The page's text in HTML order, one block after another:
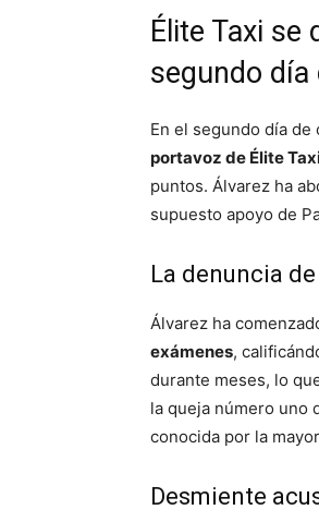
Élite Taxi se
segundo día
En el segundo día de
portavoz de Élite
puntos. Álvarez ha
supuesto apoyo de
La denuncia
Álvarez ha
exámenes,
durante meses, lo
la queja número uno
conocida por la
Desmiente